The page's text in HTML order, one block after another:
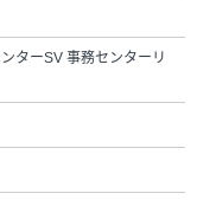
ターSV 事務センターリ